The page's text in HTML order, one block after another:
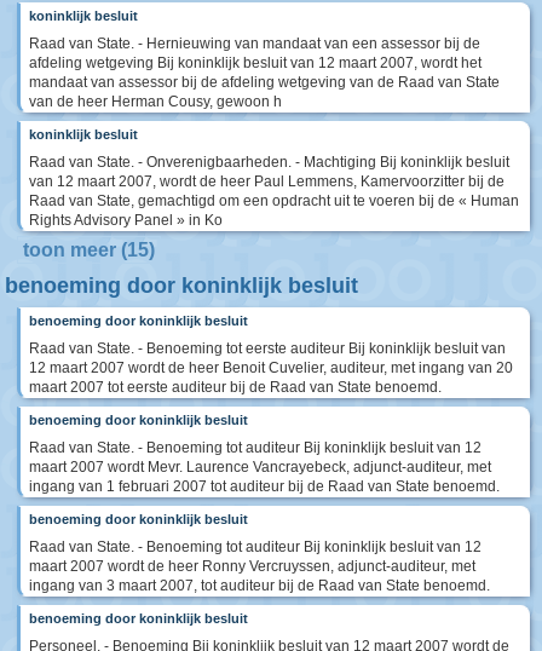
koninklijk besluit
Raad van State. - Hernieuwing van mandaat van een assessor bij de
afdeling wetgeving Bij koninklijk besluit van 12 maart 2007, wordt het
mandaat van assessor bij de afdeling wetgeving van de Raad van State
van de heer Herman Cousy, gewoon h
koninklijk besluit
Raad van State. - Onverenigbaarheden. - Machtiging Bij koninklijk besluit
van 12 maart 2007, wordt de heer Paul Lemmens, Kamervoorzitter bij de
Raad van State, gemachtigd om een opdracht uit te voeren bij de « Human
Rights Advisory Panel » in Ko
toon meer (15)
benoeming door koninklijk besluit
benoeming door koninklijk besluit
Raad van State. - Benoeming tot eerste auditeur Bij koninklijk besluit van
12 maart 2007 wordt de heer Benoit Cuvelier, auditeur, met ingang van 20
maart 2007 tot eerste auditeur bij de Raad van State benoemd.
benoeming door koninklijk besluit
Raad van State. - Benoeming tot auditeur Bij koninklijk besluit van 12
maart 2007 wordt Mevr. Laurence Vancrayebeck, adjunct-auditeur, met
ingang van 1 februari 2007 tot auditeur bij de Raad van State benoemd.
benoeming door koninklijk besluit
Raad van State. - Benoeming tot auditeur Bij koninklijk besluit van 12
maart 2007 wordt de heer Ronny Vercruyssen, adjunct-auditeur, met
ingang van 3 maart 2007, tot auditeur bij de Raad van State benoemd.
benoeming door koninklijk besluit
Personeel. - Benoeming Bij koninklijk besluit van 12 maart 2007 wordt de